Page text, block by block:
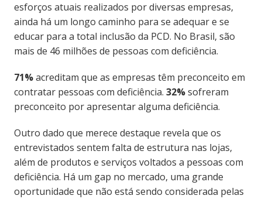
esforços atuais realizados por diversas empresas,
ainda há um longo caminho para se adequar e se
educar para a total inclusão da PCD. No Brasil, são
mais de 46 milhões de pessoas com deficiência.
71%acreditam que as empresas têm preconceito em
contratar pessoas com deficiência. 32%sofreram
preconceito por apresentar alguma deficiência.
Outro dado que merece destaque revela que os
entrevistados sentem falta de estrutura nas lojas,
além de produtos e serviços voltados a pessoas com
deficiência. Há um gap no mercado, uma grande
oportunidade que não está sendo considerada pelas